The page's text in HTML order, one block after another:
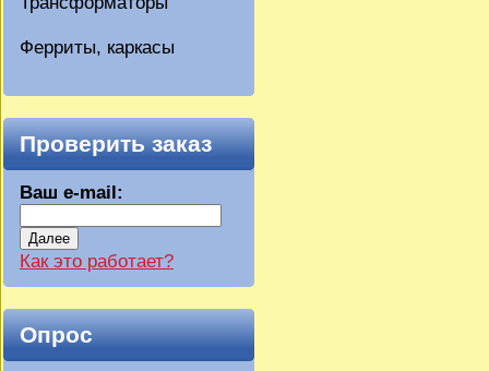
Ферриты, каркасы
Проверить заказ
Ваш e-mail:
Далее
Как это работает?
Опрос